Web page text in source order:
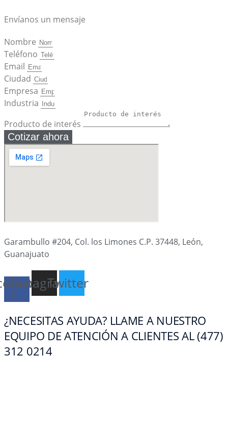
Envíanos un mensaje
Nombre
Teléfono
Email
Ciudad
Empresa
Industria
Producto de interés
Cotizar ahora
Garambullo #204, Col. los Limones C.P. 37448, León,
Guanajuato
f
Instagram
Twitter
¿NECESITAS AYUDA? LLAME A NUESTRO
EQUIPO DE ATENCIÓN A CLIENTES AL (477)
312 0214